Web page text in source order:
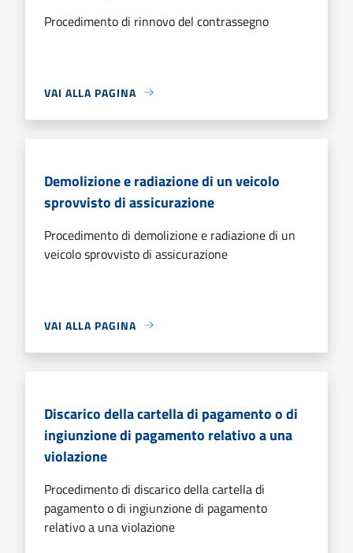
Procedimento di rinnovo del contrassegno
VAI ALLA PAGINA
Demolizione e radiazione di un veicolo
sprovvisto di assicurazione
Procedimento di demolizione e radiazione di un
veicolo sprovvisto di assicurazione
VAI ALLA PAGINA
Discarico della cartella di pagamento o di
ingiunzione di pagamento relativo a una
violazione
Procedimento di discarico della cartella di
pagamento o di ingiunzione di pagamento
relativo a una violazione